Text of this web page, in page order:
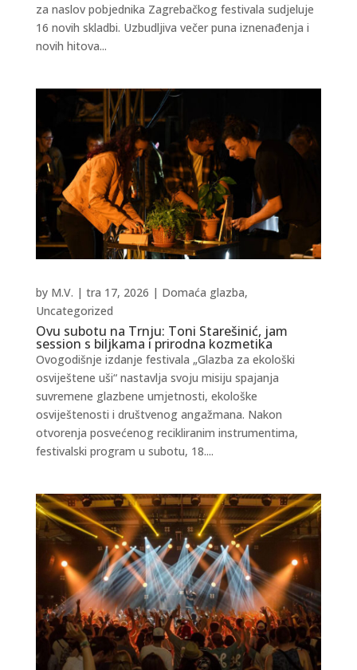
za naslov pobjednika Zagrebačkog festivala sudjeluje
16 novih skladbi. Uzbudljiva večer puna iznenađenja i
novih hitova...
Ovu subotu na Trnju: Toni Starešinić, jam
session s biljkama i prirodna kozmetika
by M.V. | tra 17, 2026 | Domaća glazba,
Uncategorized
Ovogodišnje izdanje festivala „Glazba za ekološki
osviještene uši“ nastavlja svoju misiju spajanja
suvremene glazbene umjetnosti, ekološke
osviještenosti i društvenog angažmana. Nakon
otvorenja posvećenog recikliranim instrumentima,
festivalski program u subotu, 18....